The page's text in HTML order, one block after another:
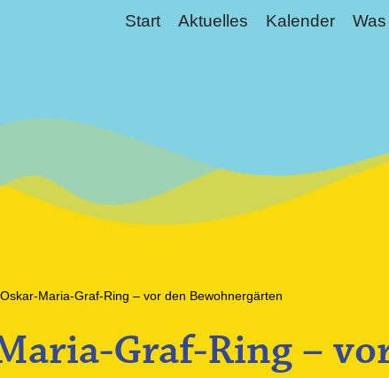
Start Aktuelles Kalender
Oskar-Maria-Graf-Ring – vor den Bewohnergärten
Graf-Ring –